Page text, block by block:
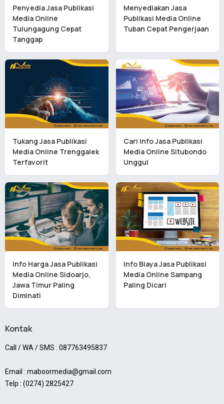
Penyedia Jasa Publikasi
Media Online
Tulungagung Cepat
Tanggap
Menyediakan Jasa
Publikasi Media Online
Tuban Cepat Pengerjaan
Tukang Jasa Publikasi
Media Online Trenggalek
Terfavorit
Cari Info Jasa Publikasi
Media Online Situbondo
Unggul
Info Harga Jasa Publikasi
Media Online Sidoarjo,
Jawa Timur Paling
Diminati
Info Biaya Jasa Publikasi
Media Online Sampang
Paling Dicari
Kontak
Call / WA / SMS : 087763495837
Email : maboormedia@gmail.com
Telp : (0274) 2825427